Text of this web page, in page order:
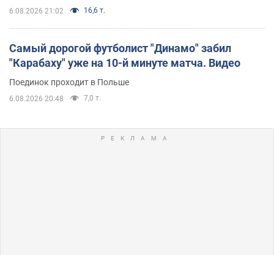
6.08.2026 21:02 16,6 т.
Самый дорогой футболист "Динамо" забил
"Карабаху" уже на 10-й минуте матча. Видео
Поединок проходит в Польше
6.08.2026 20:48 7,0 т.